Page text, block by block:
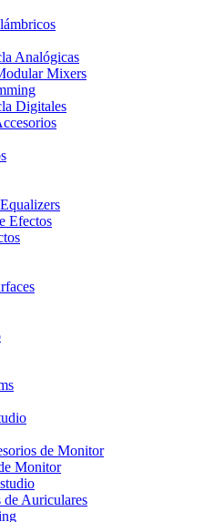
Analógicas
Mixers
Digitales
Efectos
de Monitor
Monitor
Auriculares